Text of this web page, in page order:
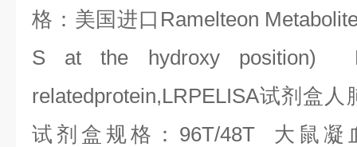
格：美国进口 Ramelteon
S at the hydroxy position)
relatedprotein,LRPELISA试剂盒人
试剂盒规格： 96T/48T 大鼠凝